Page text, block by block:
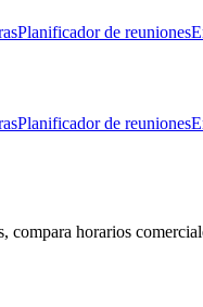
Planificador de reuniones
Planificador de reuniones
horarios